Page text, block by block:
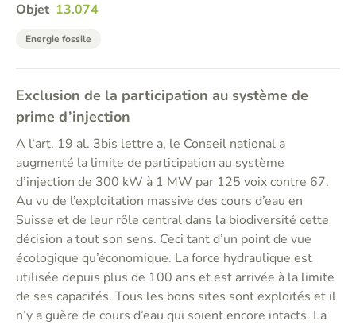
Objet 13.074
Energie fossile
Exclusion de la participation au système de
prime d’injection
A l’art. 19 al. 3bis lettre a, le Conseil national a
augmenté la limite de participation au système
d’injection de 300 kW à 1 MW par 125 voix contre 67.
Au vu de l’exploitation massive des cours d’eau en
Suisse et de leur rôle central dans la biodiversité cette
décision a tout son sens. Ceci tant d’un point de vue
écologique qu’économique. La force hydraulique est
utilisée depuis plus de 100 ans et est arrivée à la limite
de ses capacités. Tous les bons sites sont exploités et il
n’y a guère de cours d’eau qui soient encore intacts. La